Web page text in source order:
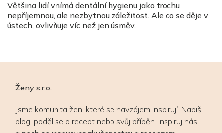
Většina lidí vnímá dentální hygienu jako trochu
nepříjemnou, ale nezbytnou záležitost. Ale co se děje v
ústech, ovlivňuje víc než jen úsměv.
Ženy s.r.o.
Jsme komunita žen, které se navzájem inspirují. Napiš
blog, poděl se o recept nebo svůj příběh. Inspiruj nás –